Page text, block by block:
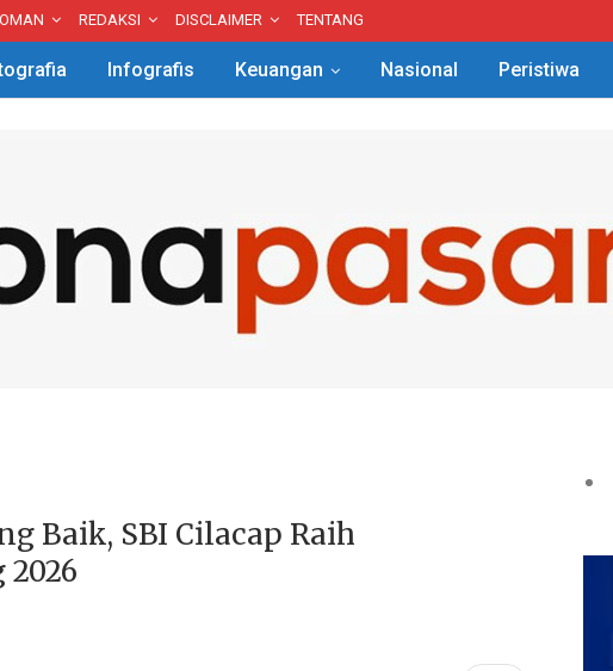
REDAKSI DISCLAIMER TENTANG
Infografis Keuangan Nasional Peristiwa
Baik, SBI Cilacap Raih
2026